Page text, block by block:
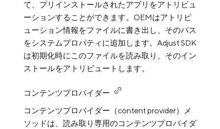
て、プリインストールされたアプリをアトリビュ
ーションすることができます。OEMはアトリビ
ューション情報をファイルに書き出し、そのパス
をシステムプロパティに追加します。Adjust SDK
は初期化時にこのファイルを読み取り、そのイン
ストールをアトリビュートします。
コンテンツプロバイダー
コンテンツプロバイダー（content provider）メ
ソッドは、読み取り専用のコンテンツプロバイダ